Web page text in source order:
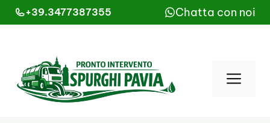
al
+39.3477387355 Chatta con noi